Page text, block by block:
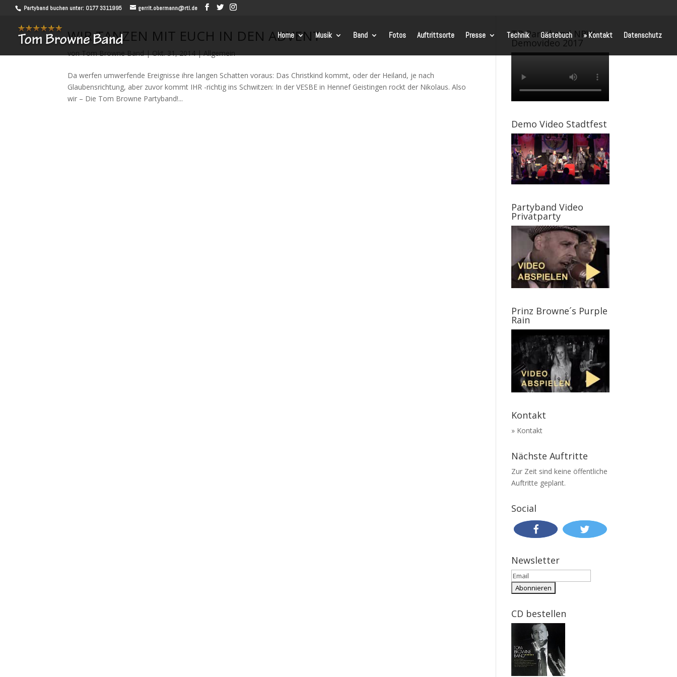
Partyband buchen unter: 0177 3311995 gerrit.obermann@rtl.de
Home Musik Band Fotos Auftrittsorte Presse Technik Gästebuch » Kontakt Datenschutz
WIR TANZEN MIT EUCH IN DEN ADVENT
vonTom Browne Band|Okt. 31, 2014|Allgemein
Da werfen umwerfende Ereignisse ihre langen Schatten voraus: Das Christkind kommt, oder der Heiland, je nach
Glaubensrichtung, aber zuvor kommt IHR -richtig ins Schwitzen: In der VESBE in Hennef Geistingen rockt der Nikolaus. Also
wir – Die Tom Browne Partyband!...
TB Partyband NRW
Demovideo 2017
Demo Video Stadtfest
Partyband Video
Privatparty
Prinz Browne´s Purple
Rain
Kontakt
» Kontakt
Nächste Auftritte
Zur Zeit sind keine öffentliche
Auftritte geplant.
Social
Newsletter
CD bestellen